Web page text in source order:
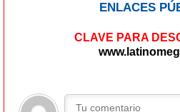
ENLACES
CLAVE PARA